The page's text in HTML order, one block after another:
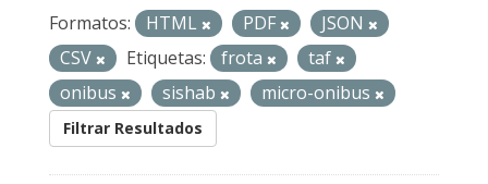
Formatos: HTML PDF
JSON
CSV
Etiquetas: frota
taf
onibus
sishab micro-onibus
Filtrar Resultados